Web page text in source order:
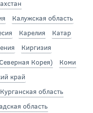
Калужская область
Карелия
Катар
Киргизия
Корея)
Коми
край
Курганская область
область